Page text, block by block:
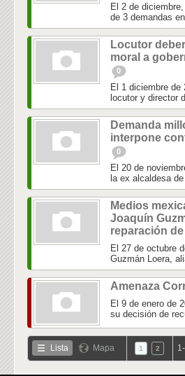
El 2 de
de 3 demandas
Locutor
moral a
0
El 1 diciembre
locutor y director
Demanda
interpone
0
El 20 de
la ex alcaldesa
Medios
Joaquín
reparación
El 27 de octubre
Guzmán Loera,
Amenaza
El 9 de enero de
su decisión de
Lista Mapa 1 2